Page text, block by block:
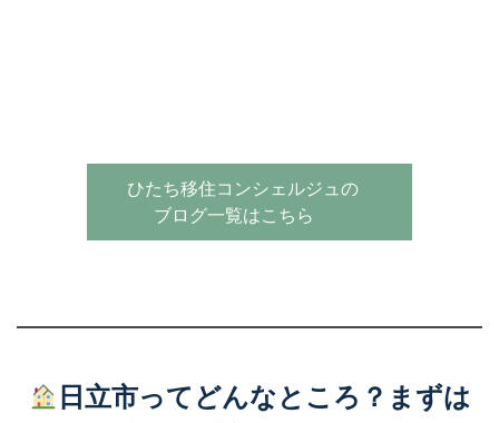
ひたち移住コンシェルジュの
ブログ一覧はこちら
日立市ってどんなところ？まずは